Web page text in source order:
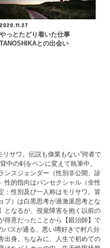
2020.11.27
やっとたどり着いた仕事
TANOSHIKAとの出会い
サワ。伝説も偉業もない”何者で
中の剣をペンに変えて執筆中。
ンスジェンダー（性別非公開、診
性的指向はパンセクシャル（全性
：性別及び一人称はモリサワ。冒
ブ）は白黒思考が過激派思考とな
となるが、視覚障害を抱く以前の
得意だったことから【鍛治師】で
バスが通る、悪い噂好きで村八分
出身。ちなみに、人生で初めての